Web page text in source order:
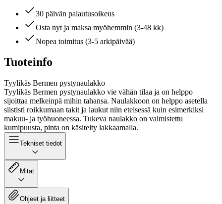
30 päivän palautusoikeus
Osta nyt ja maksa myöhemmin (3-48 kk)
Nopea toimitus (3-5 arkipäivää)
Tuoteinfo
Tyylikäs Bermen pystynaulakko
Tyylikäs Bermen pystynaulakko vie vähän tilaa ja on helppo
sijoittaa melkeinpä mihin tahansa. Naulakkoon on helppo asetella
siististi roikkumaan takit ja laukut niin eteisessä kuin esimerkiksi
makuu- ja työhuoneessa. Tukeva naulakko on valmistettu
kumipuusta, pinta on käsitelty lakkaamalla.
Tekniset tiedot
Mitat
Ohjeet ja liitteet